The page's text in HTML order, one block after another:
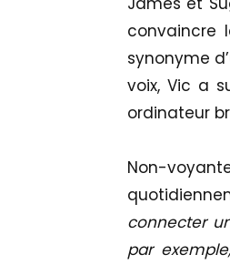
convaincre
synonyme
voix, Vic a
ordinateur
Non-
connecter
par